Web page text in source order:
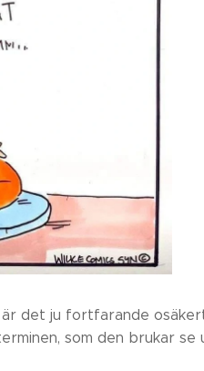
är det ju fortfarande
som den brukar se